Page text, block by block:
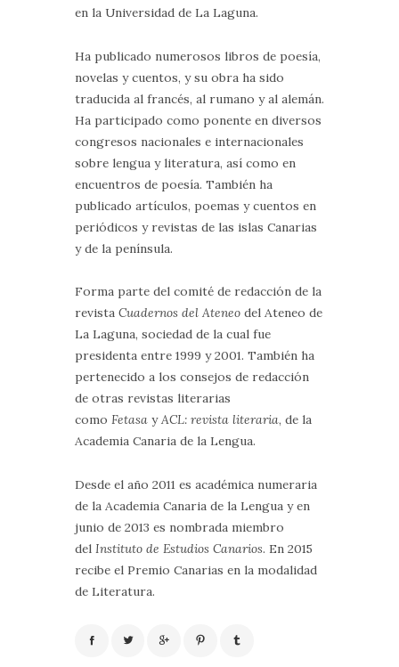
en la Universidad de La Laguna.
Ha publicado numerosos libros de poesía,
novelas y cuentos, y su obra ha sido
traducida al francés, al rumano y al alemán.
Ha participado como ponente en diversos
congresos nacionales e internacionales
sobre lengua y literatura, así como en
encuentros de poesía. También ha
publicado artículos, poemas y cuentos en
periódicos y revistas de las islas Canarias
y de la península.
Forma parte del comité de redacción de la
revista Cuadernos del Ateneo del Ateneo de
La Laguna, sociedad de la cual fue
presidenta entre 1999 y 2001. También ha
pertenecido a los consejos de redacción
de otras revistas literarias
como Fetasa yACL: revista literaria, de la
Academia Canaria de la Lengua.
Desde el año 2011 es académica numeraria
de la Academia Canaria de la Lengua y en
junio de 2013 es nombrada miembro
del Instituto de Estudios Canarios. En 2015
recibe el Premio Canarias en la modalidad
de Literatura.